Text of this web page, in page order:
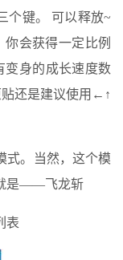
个键。 可以释放~
会获得一定比例
变身的成长速度数
还是建议使用←↑
式。当然，这个模
是——飞龙斩
表